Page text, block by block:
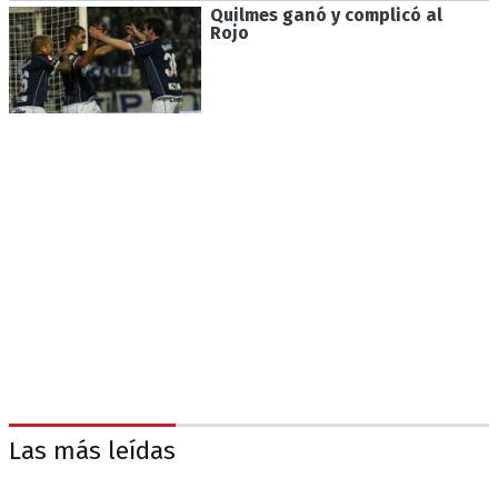
Quilmes ganó y complicó al
Rojo
Las más leídas